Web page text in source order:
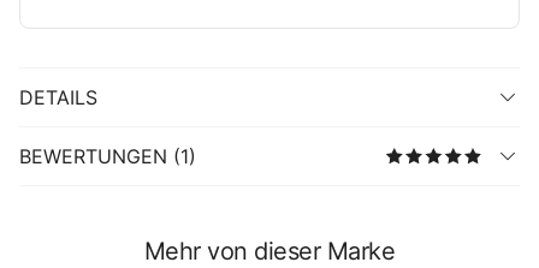
DETAILS
BEWERTUNGEN (1)
Mehr von dieser Marke